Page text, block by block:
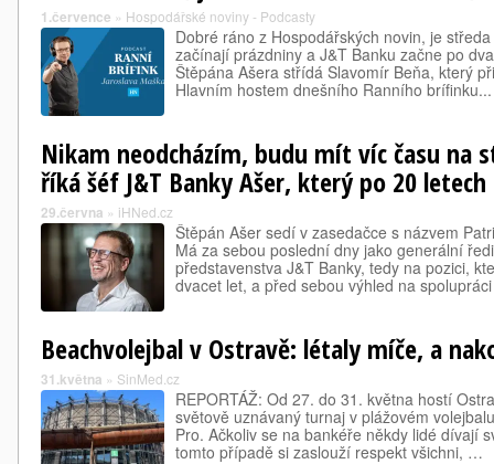
1.července » Hospodářské noviny - Podcasty
Dobré ráno z Hospodářských novin, je
začínají prázdniny a J&T Banku začne po
Štěpána Ašera střídá Slavomír Beňa, který
Hlavním hostem dnešního Ranního brífinku...
Nikam neodcházím, budu mít víc času na
říká šéf J&T Banky Ašer, který po 20 letech
29.června » iHNed.cz
Štěpán Ašer sedí v zasedačce s názvem
Má za sebou poslední dny jako generální
představenstva J&T Banky, tedy na pozici,
dvacet let, a před sebou výhled na
Beachvolejbal v Ostravě: létaly míče, a
31.května » SinMed.cz
REPORTÁŽ: Od 27. do 31. května hostí
světově uznávaný turnaj v plážovém
Pro. Ačkoliv se na bankéře někdy lidé dívají
tomto případě si zaslouží respekt všichni, …